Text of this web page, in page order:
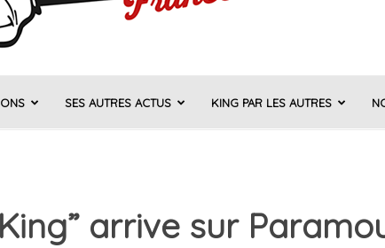
Stephen
King
SES AUTRES ACTUS KING PAR LES AUTRES
arrive sur